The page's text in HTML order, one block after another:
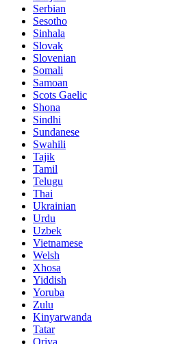
Serbian
Sesotho
Sinhala
Slovak
Slovenian
Somali
Samoan
Scots Gaelic
Shona
Sindhi
Sundanese
Swahili
Tajik
Tamil
Telugu
Thai
Ukrainian
Urdu
Uzbek
Vietnamese
Welsh
Xhosa
Yiddish
Yoruba
Zulu
Kinyarwanda
Tatar
Oriya